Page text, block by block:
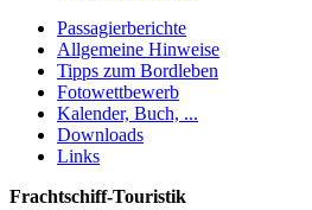
Passagierberichte
Allgemeine Hinweise
Tipps zum Bordleben
Fotowettbewerb
Kalender, Buch, ...
Downloads
Links
Frachtschiff-Touristik